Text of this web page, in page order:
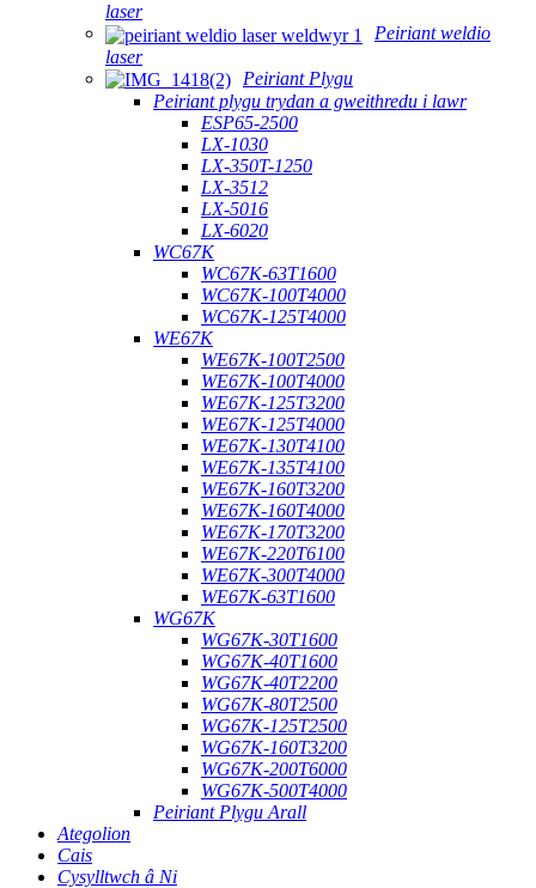
laser
Peiriant weldio
laser
Peiriant Plygu
Peiriant plygu trydan a gweithredu i lawr
ESP65-2500
LX-1030
LX-350T-1250
LX-3512
LX-5016
LX-6020
WC67K
WC67K-63T1600
WC67K-100T4000
WC67K-125T4000
WE67K
WE67K-100T2500
WE67K-100T4000
WE67K-125T3200
WE67K-125T4000
WE67K-130T4100
WE67K-135T4100
WE67K-160T3200
WE67K-160T4000
WE67K-170T3200
WE67K-220T6100
WE67K-300T4000
WE67K-63T1600
WG67K
WG67K-30T1600
WG67K-40T1600
WG67K-40T2200
WG67K-80T2500
WG67K-125T2500
WG67K-160T3200
WG67K-200T6000
WG67K-500T4000
Peiriant Plygu Arall
Ategolion
Cais
Cysylltwch â Ni